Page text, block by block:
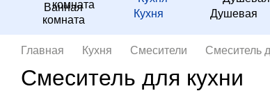
Ванная
комната
Кухня Душевая
Главная Кухня Смесители Смеситель
Смеситель для кухни